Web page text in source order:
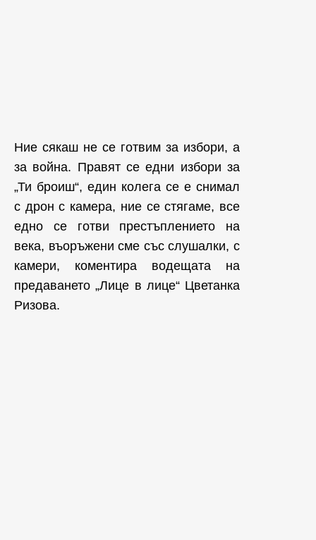
Ние сякаш не се готвим за избори, а
за война. Правят се едни избори за
„Ти броиш“, един колега се е снимал
с дрон с камера, ние се стягаме, все
едно се готви престъплението на
века, въоръжени сме със слушалки, с
камери, коментира водещата на
предаването „Лице в лице“ Цветанка
Ризова.